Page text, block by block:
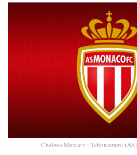
Chelsea Mercato : Tchouameni